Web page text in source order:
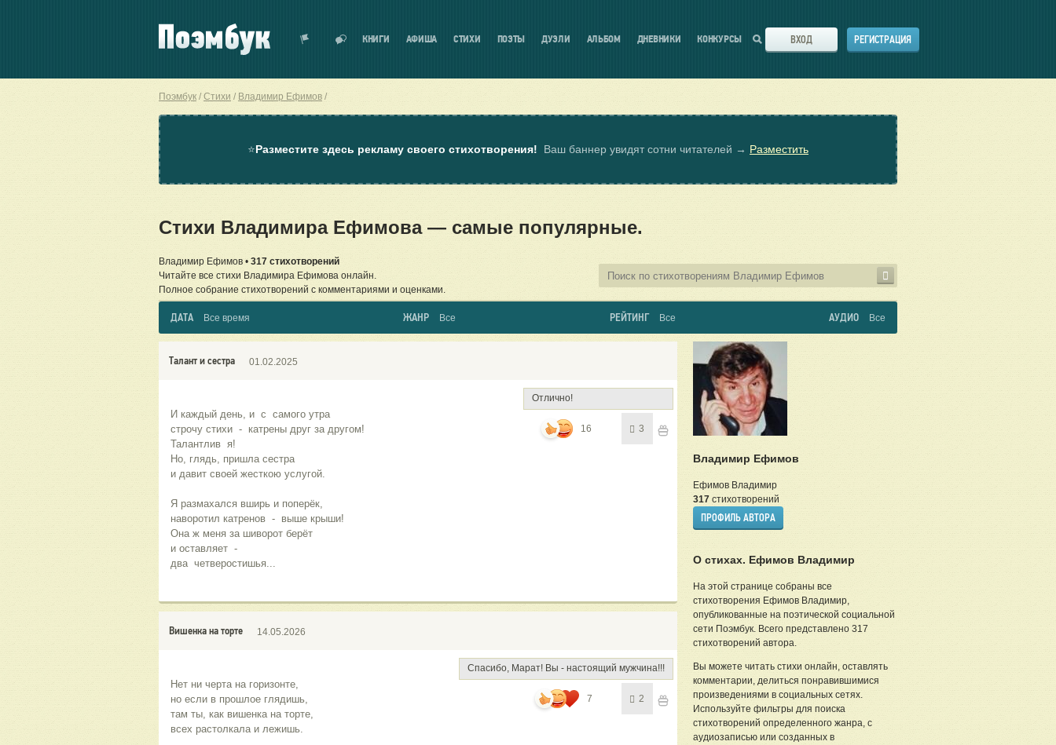
КНИГИ АФИША СТИХИ ПОЭТЫ ДУЭЛИ АЛЬБОМ ДНЕВНИКИ КОНКУРСЫ ВХОД РЕГИСТРАЦИЯ
Поэмбук Стихи Владимир Ефимов
⭐Разместите здесь рекламу своего стихотворения! Ваш баннер увидят сотни читателей → Разместить
Стихи Владимира Ефимова — самые популярные.
Владимир Ефимов • 317 стихотворений
Читайте все стихи Владимира Ефимова онлайн.
Полное собрание стихотворений с комментариями и оценками.
ДАТА Все время ЖАНР Все РЕЙТИНГ Все АУДИО Все
Талант и сестра 01.02.2025
И каждый день, и  с  самого утра
строчу стихи  -  катрены друг за другом!
Талантлив  я!
Но, глядь, пришла сестра
и давит своей жесткою услугой.
Я размахался вширь и поперёк,
наворотил катренов  -  выше крыши!
Она ж меня за шиворот берёт
и оставляет  -
два  четверостишья...
Отлично!
16 3
Вишенка на торте 14.05.2026
Нет ни черта на горизонте,
но если в прошлое глядишь,
там ты, как вишенка на торте,
всех растолкала и лежишь.
Спасибо, Марат! Вы - настоящий мужчина!!!
7 2
Владимир Ефимов
Ефимов Владимир
317стихотворений
ПРОФИЛЬ АВТОРА
О стихах. Ефимов Владимир
На этой странице собраны все
стихотворения Ефимов Владимир,
опубликованные на поэтической социальной
сети Поэмбук. Всего представлено 317
стихотворений автора.
Вы можете читать стихи онлайн, оставлять
комментарии, делиться понравившимися
произведениями в социальных сетях.
Используйте фильтры для поиска
стихотворений определенного жанра, с
аудиозаписью или созданных в